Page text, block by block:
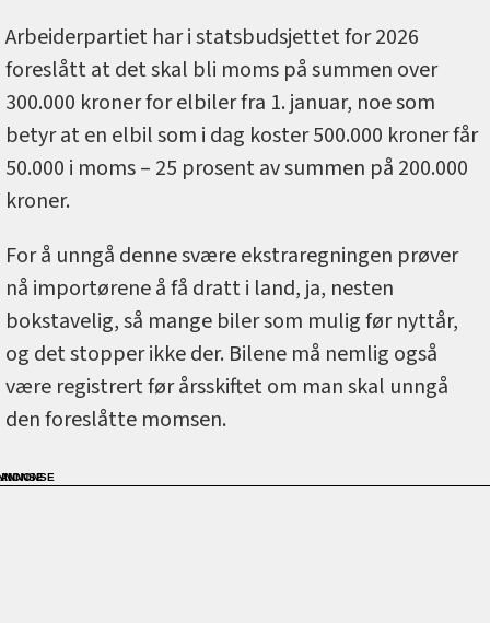
Arbeiderpartiet har i statsbudsjettet for 2026
foreslått at det skal bli moms på summen over
300.000 kroner for elbiler fra 1. januar, noe som
betyr at en elbil som i dag koster 500.000 kroner får
50.000 i moms – 25 prosent av summen på 200.000
kroner.
For å unngå denne svære ekstraregningen prøver
nå importørene å få dratt i land, ja, nesten
bokstavelig, så mange biler som mulig før nyttår,
og det stopper ikke der. Bilene må nemlig også
være registrert før årsskiftet om man skal unngå
den foreslåtte momsen.